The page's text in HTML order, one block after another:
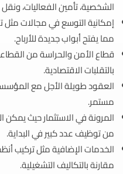
الشخصية، تأمين الفعاليات،
إمكانية التوسع في مجالات مثل
مما يفتح أبواب جديدة للأرباح.
قطاع الأمن والحراسة من
بالتقلبات الاقتصادية.
العقود طويلة الأجل مع
مستمر.
المرونة في الاستثمار حيث يمكن
من توظيف عدد كبير في البداية.
الخدمات الإضافية مثل تركيب
مقارنة بالتكاليف التشغيلية.